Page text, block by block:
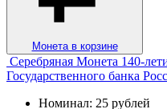
Монета в корзине
Серебряная Монета 140-
Государственного банка
Номинал: 25 рублей